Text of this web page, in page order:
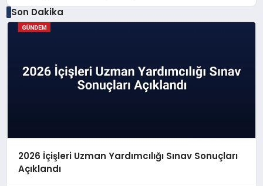
Son Dakika
2026 İçişleri Uzman Yardımcılığı Sınav Sonuçları
Açıklandı